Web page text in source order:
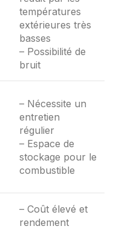
températures
extérieures très
basses
– Possibilité de
bruit
– Nécessite un
entretien
régulier
– Espace de
stockage pour le
combustible
– Coût élevé et
rendement